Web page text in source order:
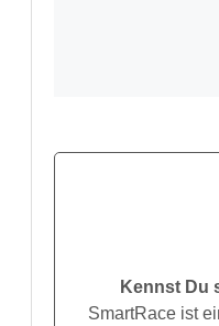
Kennst Du
SmartRace ist